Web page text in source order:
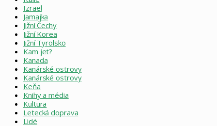
Izrael
Jamajka
Jižní Čechy
Jižní Korea
Jižní Tyrolsko
Kam jet?
Kanada
Kanárské ostrovy
Kanárské ostrovy
Keňa
Knihy a média
Kultura
Letecká doprava
Lidé